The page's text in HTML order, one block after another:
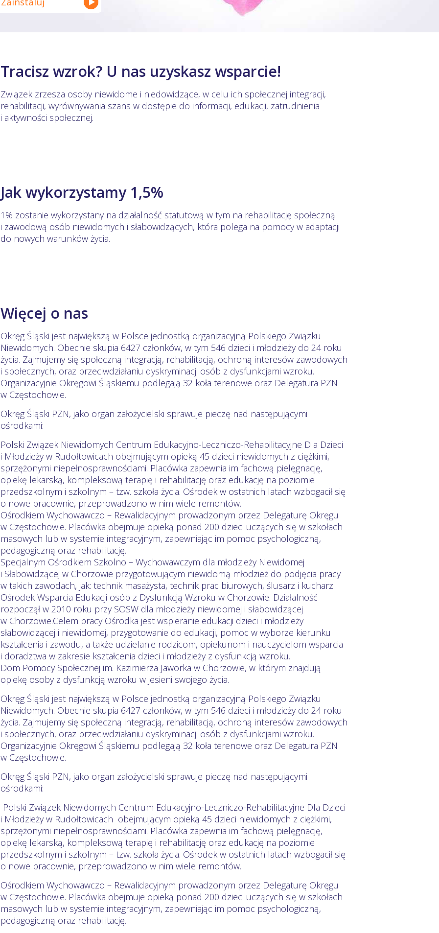
Tracisz wzrok? U nas uzyskasz wsparcie!
Związek zrzesza osoby niewidome i niedowidzące, w celu ich społecznej integracji,
rehabilitacji, wyrównywania szans w dostępie do informacji, edukacji, zatrudnienia
i aktywności społecznej.
Jak wykorzystamy 1,5%
1% zostanie wykorzystany na działalność statutową w tym na rehabilitację społeczną
i zawodową osób niewidomych i słabowidzących, która polega na pomocy w adaptacji
do nowych warunków życia.
Więcej o nas
Okręg Śląski jest największą w Polsce jednostką organizacyjną Polskiego Związku
Niewidomych. Obecnie skupia 6427 członków, w tym 546 dzieci i młodzieży do 24 roku
życia. Zajmujemy się społeczną integracją, rehabilitacją, ochroną interesów zawodowych
i społecznych, oraz przeciwdziałaniu dyskryminacji osób z dysfunkcjami wzroku.
Organizacyjnie Okręgowi Śląskiemu podlegają 32 koła terenowe oraz Delegatura PZN
w Częstochowie.
Okręg Śląski PZN, jako organ założycielski sprawuje pieczę nad następującymi
ośrodkami:
Polski Związek Niewidomych Centrum Edukacyjno-Leczniczo-Rehabilitacyjne Dla Dzieci
i Młodzieży w Rudołtowicach obejmującym opieką 45 dzieci niewidomych z ciężkimi,
sprzężonymi niepełnosprawnościami. Placówka zapewnia im fachową pielęgnację,
opiekę lekarską, kompleksową terapię i rehabilitację oraz edukację na poziomie
przedszkolnym i szkolnym – tzw. szkoła życia. Ośrodek w ostatnich latach wzbogacił się
o nowe pracownie, przeprowadzono w nim wiele remontów.
Ośrodkiem Wychowawczo – Rewalidacyjnym prowadzonym przez Delegaturę Okręgu
w Częstochowie. Placówka obejmuje opieką ponad 200 dzieci uczących się w szkołach
masowych lub w systemie integracyjnym, zapewniając im pomoc psychologiczną,
pedagogiczną oraz rehabilitację.
Specjalnym Ośrodkiem Szkolno – Wychowawczym dla młodzieży Niewidomej
i Słabowidzącej w Chorzowie przygotowującym niewidomą młodzież do podjęcia pracy
w takich zawodach, jak: technik masażysta, technik prac biurowych, ślusarz i kucharz.
Ośrodek Wsparcia Edukacji osób z Dysfunkcją Wzroku w Chorzowie. Działalność
rozpoczął w 2010 roku przy SOSW dla młodzieży niewidomej i słabowidzącej
w Chorzowie.Celem pracy Ośrodka jest wspieranie edukacji dzieci i młodzieży
słabowidzącej i niewidomej, przygotowanie do edukacji, pomoc w wyborze kierunku
kształcenia i zawodu, a także udzielanie rodzicom, opiekunom i nauczycielom wsparcia
i doradztwa w zakresie kształcenia dzieci i młodzieży z dysfunkcją wzroku.
Dom Pomocy Społecznej im. Kazimierza Jaworka w Chorzowie, w którym znajdują
opiekę osoby z dysfunkcją wzroku w jesieni swojego życia.
Okręg Śląski jest największą w Polsce jednostką organizacyjną Polskiego Związku
Niewidomych. Obecnie skupia 6427 członków, w tym 546 dzieci i młodzieży do 24 roku
życia. Zajmujemy się społeczną integracją, rehabilitacją, ochroną interesów zawodowych
i społecznych, oraz przeciwdziałaniu dyskryminacji osób z dysfunkcjami wzroku.
Organizacyjnie Okręgowi Śląskiemu podlegają 32 koła terenowe oraz Delegatura PZN
w Częstochowie.
Okręg Śląski PZN, jako organ założycielski sprawuje pieczę nad następującymi
ośrodkami:
Polski Związek Niewidomych Centrum Edukacyjno-Leczniczo-Rehabilitacyjne Dla Dzieci
i Młodzieży w Rudołtowicach obejmującym opieką 45 dzieci niewidomych z ciężkimi,
sprzężonymi niepełnosprawnościami. Placówka zapewnia im fachową pielęgnację,
opiekę lekarską, kompleksową terapię i rehabilitację oraz edukację na poziomie
przedszkolnym i szkolnym – tzw. szkoła życia. Ośrodek w ostatnich latach wzbogacił się
o nowe pracownie, przeprowadzono w nim wiele remontów.
Ośrodkiem Wychowawczo – Rewalidacyjnym prowadzonym przez Delegaturę Okręgu
w Częstochowie. Placówka obejmuje opieką ponad 200 dzieci uczących się w szkołach
masowych lub w systemie integracyjnym, zapewniając im pomoc psychologiczną,
pedagogiczną oraz rehabilitację.